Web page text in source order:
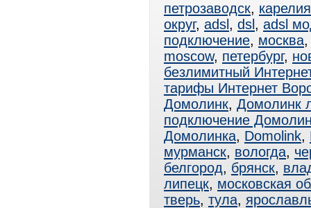
петрозаводск, карелия
округ, adsl , dsl , adsl
подключение, москва
moscow, петербург,
безлимитный
тарифы Интернет
Домолинк, Домолинк
подключение
Домолинка, Domolink,
мурманск, вологда,
белгород, брянск,
липецк, московская
тверь, тула,